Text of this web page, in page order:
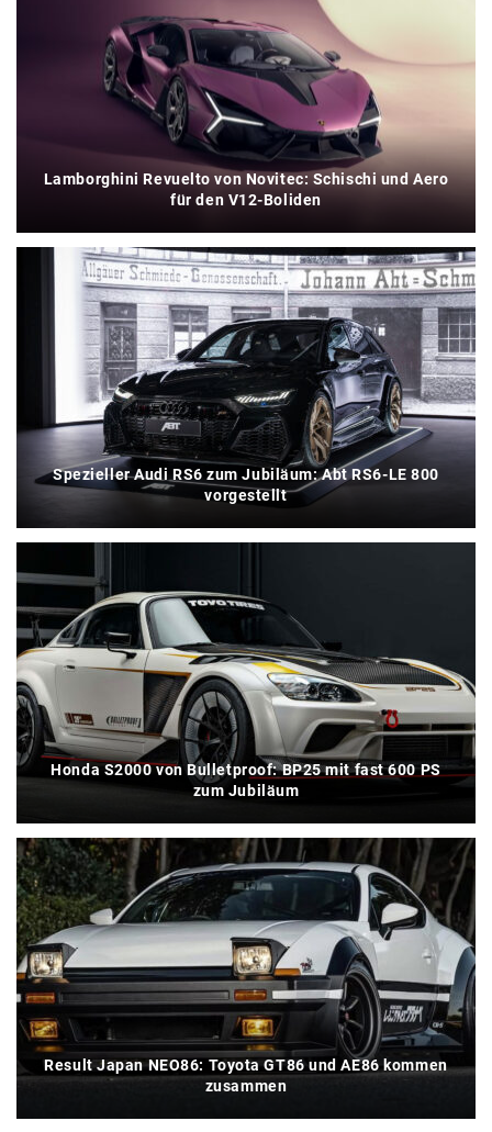
Lamborghini Revuelto von Novitec: Schischi und Aero
für den V12-Boliden
Spezieller Audi RS6 zum Jubiläum: Abt RS6-LE 800
vorgestellt
Honda S2000 von Bulletproof: BP25 mit fast 600 PS
zum Jubiläum
Result Japan NEO86: Toyota GT86 und AE86 kommen
zusammen